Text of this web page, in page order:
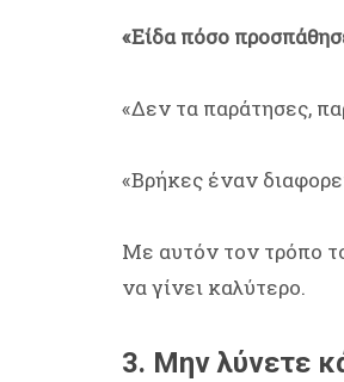
«Είδα πόσο
«Δεν τα παράτησες,
«Βρήκες έναν
Με αυτόν τον τρόπο
να γίνει καλύτερο.
3. Μην λύνετε